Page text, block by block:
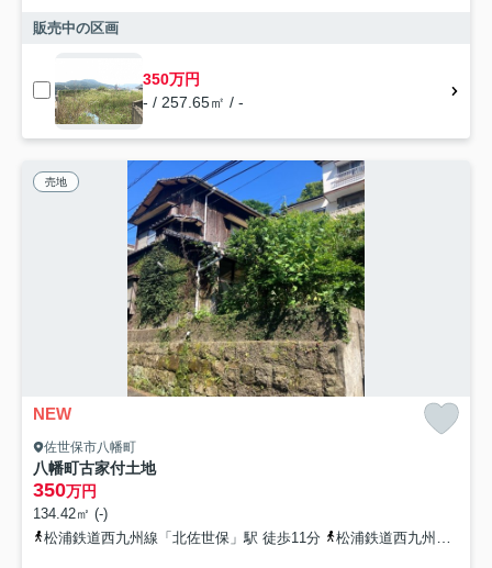
販売中の区画
350万円
- / 257.65㎡ / -
売地
NEW
佐世保市八幡町
八幡町古家付土地
350万円
134.42㎡ (-)
松浦鉄道西九州線「北佐世保」駅 徒歩11分
松浦鉄道西九州線「佐世保中央」駅 バス4分 西肥自動車「城山町（長崎県）」 停歩4分